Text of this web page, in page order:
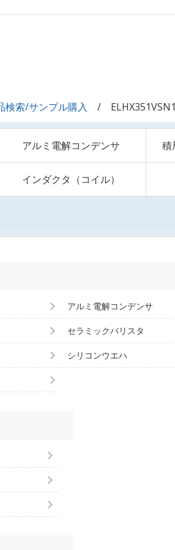
検索/サンプル購入
アルミ電解コンデンサ 積
インダクタ（コイル）
アルミ電解コンデンサ
セラミックバリスタ
シリコンウエハ